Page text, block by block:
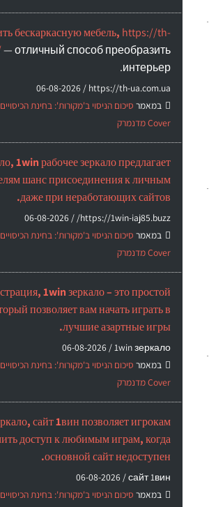
бескаркасную мебель, https://th-
— отличный способ преобразить
интерьер.
https://th-ua.com.ua /
06-08-2026
במאמר
Cover מדנמרק
1win рабочее зеркало предлагает
шанс присоединения к личным
даже при неработающих сайтов.
https://1win-iaj85.buzz/ /
06-08-2026
במאמר
Cover מדנמרק
1win зеркало – это простой
позволяет вам начать играть в
лучшие азартные игры.
1win зеркало /
06-08-2026
במאמר
Cover מדנמרק
сайт 1вин позволяет игрокам
доступ к любимым играм, когда
основной сайт недоступен.
сайт 1вин /
06-08-2026
במאמר